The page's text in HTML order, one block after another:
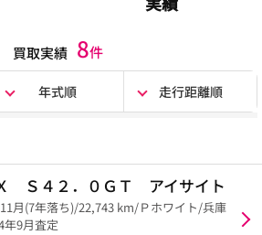
買取実績 8件
年式順 走行距離順
Ｓ４２．０ＧＴ アイサイト
月(7年落ち)/22,743 km/Ｐホワイト/兵庫
年9月査定